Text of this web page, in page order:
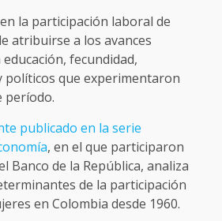
la participación laboral de
atribuirse a los avances
fecundidad,
políticos que experimentaron
período.
publicado en la serie
, en el que participaron
Banco de la República, analiza
de la participación
en Colombia desde 1960.